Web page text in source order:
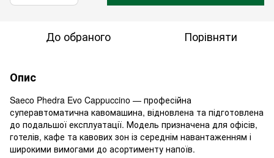
До обраного Порівняти
Опис
Saeco Phedra Evo Cappuccino — професійна
суперавтоматична кавомашина, відновлена та підготовлена
до подальшої експлуатації. Модель призначена для офісів,
готелів, кафе та кавових зон із середнім навантаженням і
широкими вимогами до асортименту напоїв.